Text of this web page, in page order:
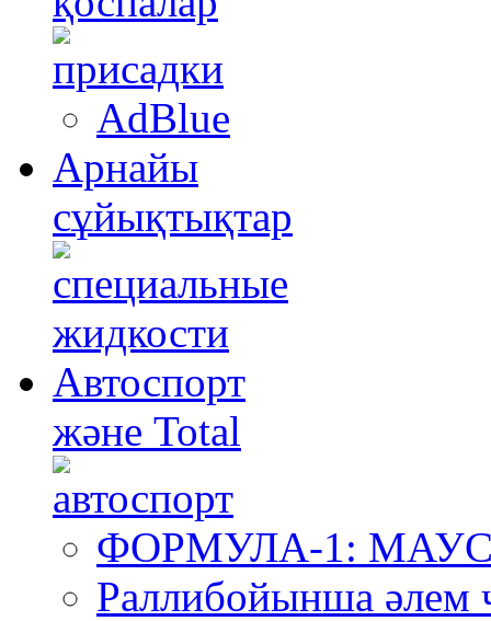
AdBlue
Арнайы
сұйықтықтар
Автоспорт
және Total
ФОРМУЛА-1:
Раллибойынша әлем